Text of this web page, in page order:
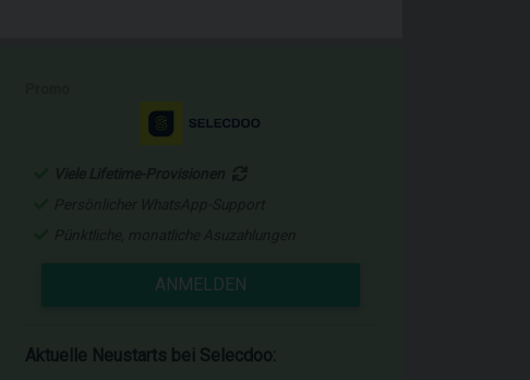
ANMELDEN
Aktuelle Neustarts bei Selecdoo: